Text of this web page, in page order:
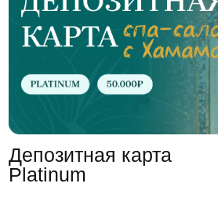
150 000 р.
Заказать
Отвечаем на частые вопросы